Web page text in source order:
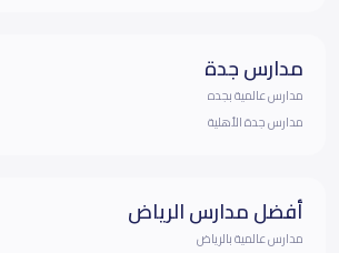
مدارس جدة
مدارس عالمية بجده
مدارس جدة الأهلية
أفضل مدارس الرياض
مدارس عالمية بالرياض